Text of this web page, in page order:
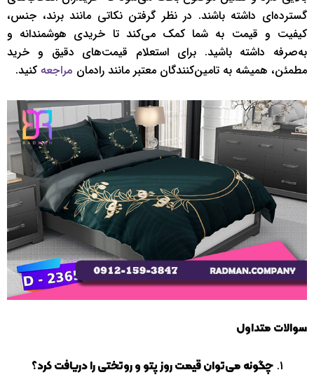
گسترده‌ای داشته باشند. در نظر گرفتن نکاتی مانند برند، جنس،
کیفیت و قیمت به شما کمک می‌کند تا خریدی هوشمندانه و
به‌صرفه داشته باشید. برای استعلام قیمت‌های دقیق و خرید
مطمئن، همیشه به تامین‌کنندگان معتبر مانند رادمان مراجعه کنید.
سوالات متداول
چگونه می‌توان قیمت روز پتو و روتختی را دریافت کرد؟